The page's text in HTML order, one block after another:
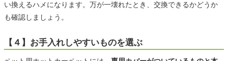
い換えるハメになります。万が一壊れたとき、交換できるかどうか
も確認しましょう。
【４】お手入れしやすいものを選ぶ